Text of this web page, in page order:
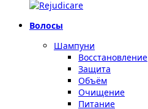
Волосы
Шампуни
Восстановление
Защита
Объём
Очищение
Питание